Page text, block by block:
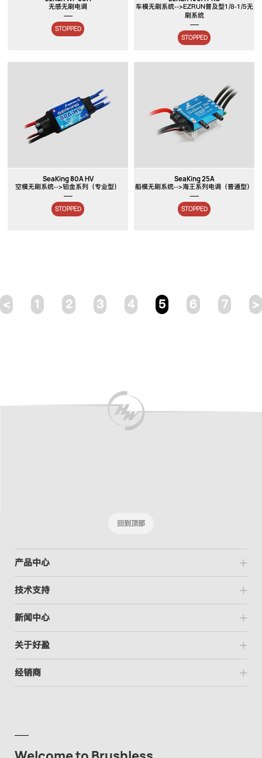
无感无刷电调
车模无刷系统-->EZRUN普及型1/8-1/5无
刷系统
SeaKing 80A HV
空模无刷系统-->铂金系列（专业型）
SeaKing 25A
船模无刷系统-->海王系列电调（普通型）
< 1 2 3 4 5 6 7 >
回到顶部
产品中心
技术支持
新闻中心
关于好盈
经销商